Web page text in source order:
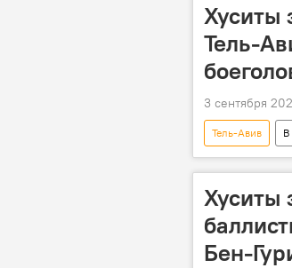
Хуситы
Тель-
3 сентября
Тель-Авив В
Хуситы
Бен-